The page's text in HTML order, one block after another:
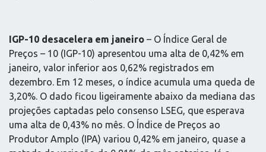
IGP-10 desacelera em janeiro – O Índice Geral de
Preços – 10 (IGP-10) apresentou uma alta de 0,42% em
janeiro, valor inferior aos 0,62% registrados em
dezembro. Em 12 meses, o índice acumula uma queda de
3,20%. O dado ficou ligeiramente abaixo da mediana das
projeções captadas pelo consenso LSEG, que esperava
uma alta de 0,43% no mês. O Índice de Preços ao
Produtor Amplo (IPA) variou 0,42% em janeiro, quase a